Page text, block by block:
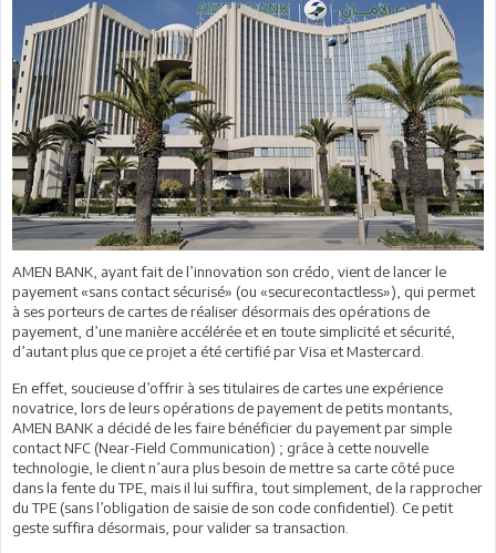
AMEN BANK, ayant fait de l’innovation son crédo, vient de lancer le
payement «sans contact sécurisé» (ou «securecontactless»), qui permet
à ses porteurs de cartes de réaliser désormais des opérations de
payement, d’une manière accélérée et en toute simplicité et sécurité,
d’autant plus que ce projet a été certifié par Visa et Mastercard.
En effet, soucieuse d’offrir à ses titulaires de cartes une expérience
novatrice, lors de leurs opérations de payement de petits montants,
AMEN BANK a décidé de les faire bénéficier du payement par simple
contact NFC (Near-Field Communication) ; grâce à cette nouvelle
technologie, le client n’aura plus besoin de mettre sa carte côté puce
dans la fente du TPE, mais il lui suffira, tout simplement, de la rapprocher
du TPE (sans l’obligation de saisie de son code confidentiel). Ce petit
geste suffira désormais, pour valider sa transaction.